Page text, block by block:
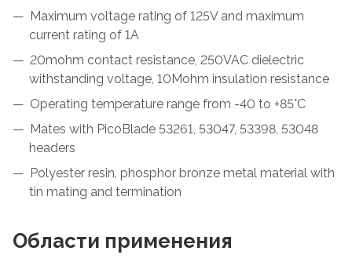
Maximum voltage rating of 125V and maximum
current rating of 1A
20mohm contact resistance, 250VAC dielectric
withstanding voltage, 10Mohm insulation resistance
Operating temperature range from -40 to +85°C
Mates with PicoBlade 53261, 53047, 53398, 53048
headers
Polyester resin, phosphor bronze metal material with
tin mating and termination
Области применения